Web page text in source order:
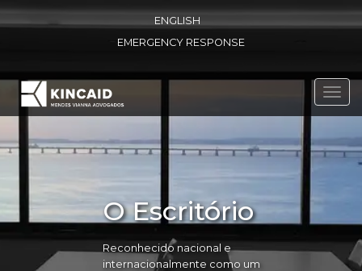
ENGLISH
EMERGENCY RESPONSE
O Escritório
Reconhecido nacional e
internacionalmente como um